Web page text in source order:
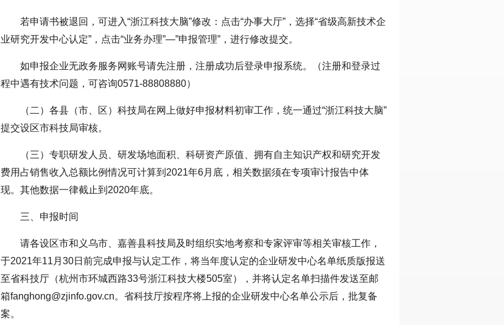
若申请书被退回，可进入“浙江科技大脑”修改：点击“办事大厅”，选择“省级高新技术企
业研究开发中心认定”，点击“业务办理”—”申报管理”，进行修改提交。
如申报企业无政务服务网账号请先注册，注册成功后登录申报系统。（注册和登录过
程中遇有技术问题，可咨询0571-88808880）
（二）各县（市、区）科技局在网上做好申报材料初审工作，统一通过“浙江科技大脑”
提交设区市科技局审核。
（三）专职研发人员、研发场地面积、科研资产原值、拥有自主知识产权和研究开发
费用占销售收入总额比例情况可计算到2021年6月底，相关数据须在专项审计报告中体
现。其他数据一律截止到2020年底。
三、申报时间
请各设区市和义乌市、嘉善县科技局及时组织实地考察和专家评审等相关审核工作，
于2021年11月30日前完成申报与认定工作，将当年度认定的企业研发中心名单纸质版报送
至省科技厅（杭州市环城西路33号浙江科技大楼505室），并将认定名单扫描件发送至邮
箱fanghong@zjinfo.gov.cn。省科技厅按程序将上报的企业研发中心名单公示后，批复备
案。